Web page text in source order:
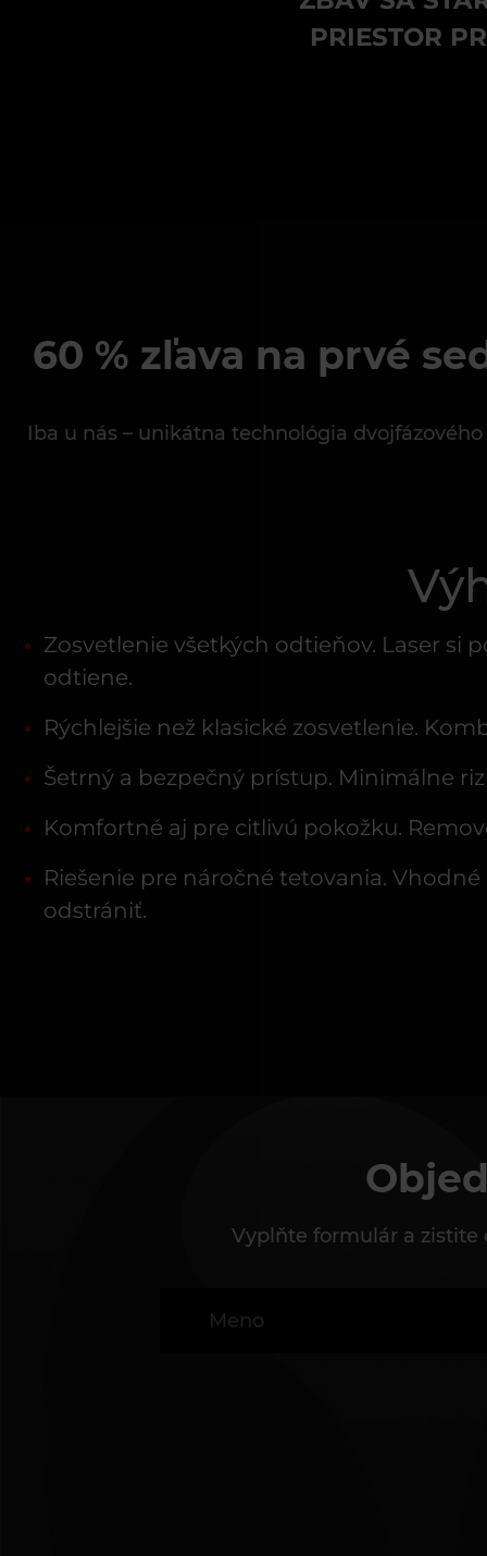
PRIESTOR
60 % zľava na prvé
Iba u nás – unikátna technológia
Zosvetlenie všetkých odtieňov. Laser si
odtiene.
Rýchlejšie než klasické zosvetlenie.
Šetrný a bezpečný prístup. Minimálne
Komfortné aj pre citlivú pokožku.
Riešenie pre náročné tetovania.
odstrániť.
Vyplňte formulár a zistite